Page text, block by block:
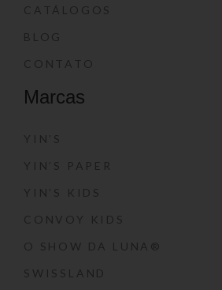
CATÁLOGOS
BLOG
CONTATO
Marcas
YIN’S
YIN’S PAPER
YIN’S KIDS
CONVOY KIDS
O SHOW DA LUNA®
SWISSLAND